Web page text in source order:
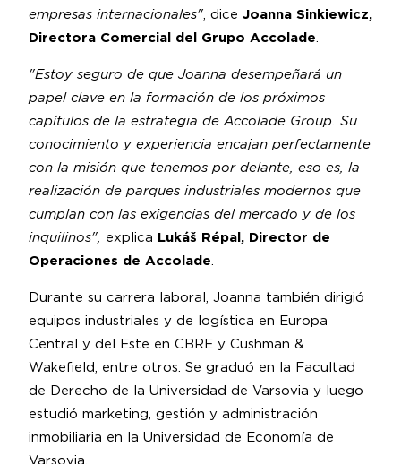
empresas internacionales", dice Joanna Sinkiewicz,
Directora Comercial del Grupo Accolade.
"Estoy seguro de que Joanna desempeñará un
papel clave en la formación de los próximos
capítulos de la estrategia de Accolade Group. Su
conocimiento y experiencia encajan perfectamente
con la misión que tenemos por delante, eso es, la
realización de parques industriales modernos que
cumplan con las exigencias del mercado y de los
inquilinos", explica Lukáš Répal, Director de
Operaciones de Accolade.
Durante su carrera laboral, Joanna también dirigió
equipos industriales y de logística en Europa
Central y del Este en CBRE y Cushman &
Wakefield, entre otros. Se graduó en la Facultad
de Derecho de la Universidad de Varsovia y luego
estudió marketing, gestión y administración
inmobiliaria en la Universidad de Economía de
Varsovia.